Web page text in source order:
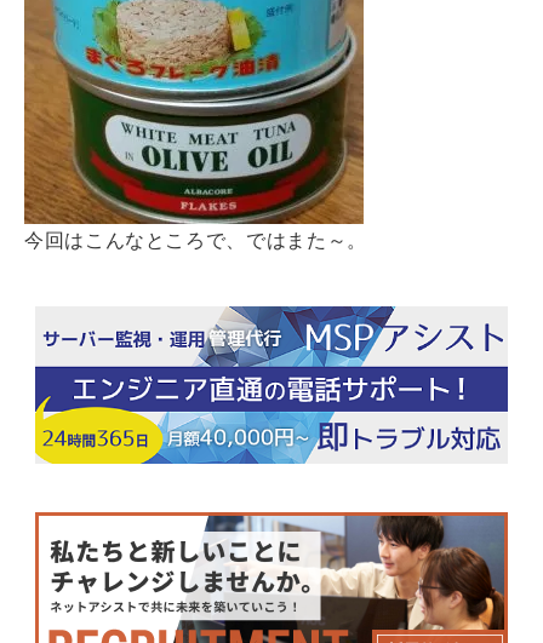
今回はこんなところで、ではまた～。